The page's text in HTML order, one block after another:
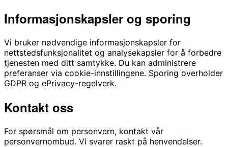
Informasjonskapsler og sporing
Vi bruker nødvendige informasjonskapsler for
nettstedsfunksjonalitet og analysekapsler for å forbedre
tjenesten med ditt samtykke. Du kan administrere
preferanser via cookie-innstillingene. Sporing overholder
GDPR og ePrivacy-regelverk.
Kontakt oss
For spørsmål om personvern, kontakt vår
personvernombud. Vi svarer raskt på henvendelser.